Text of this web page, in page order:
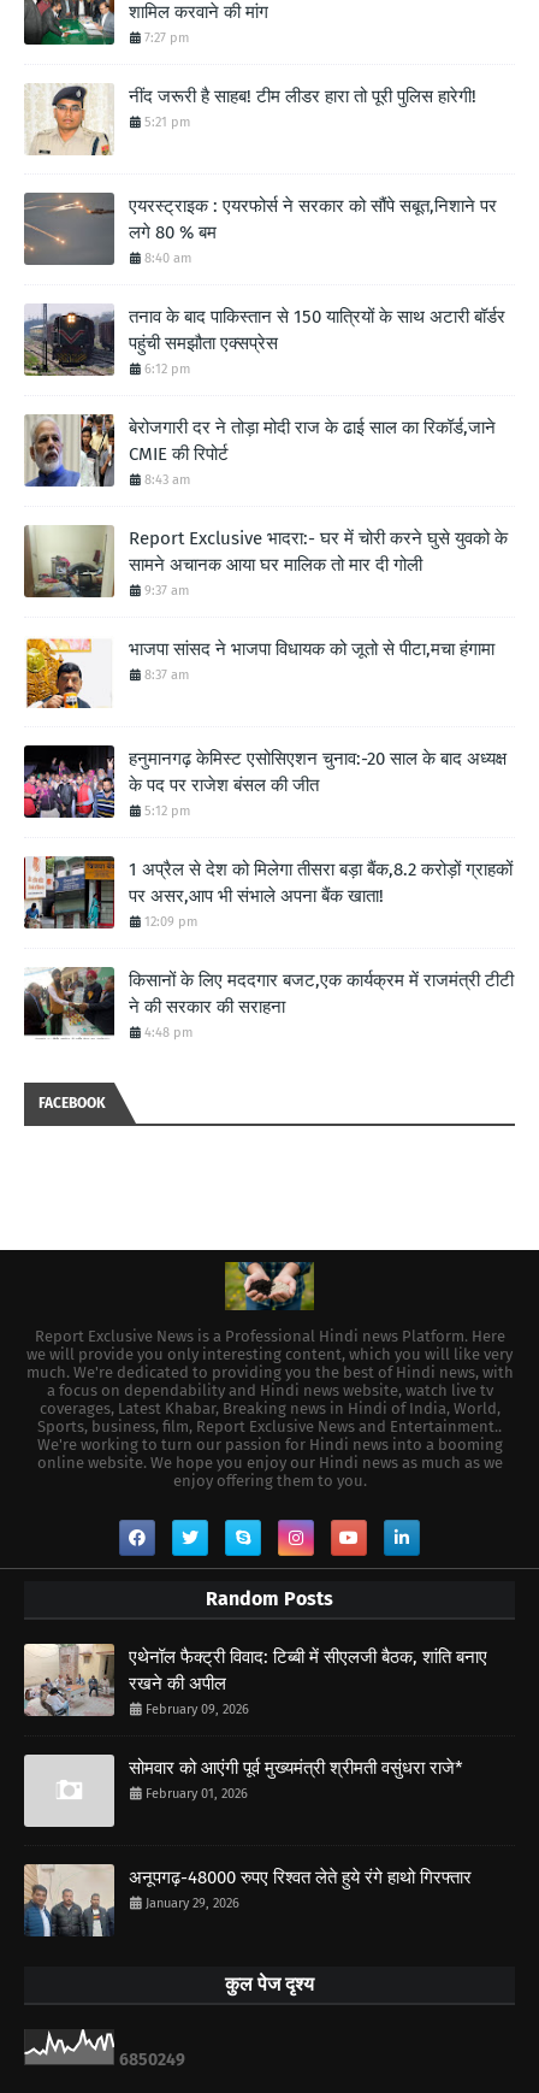
शामिल करवाने की मांग
7:27 pm
नींद जरूरी है साहब! टीम लीडर हारा तो पूरी पुलिस हारेगी!
5:21 pm
एयरस्ट्राइक : एयरफोर्स ने सरकार को सौंपे सबूत,निशाने पर
लगे 80 % बम
8:40 am
तनाव के बाद पाकिस्तान से 150 यात्रियों के साथ अटारी बॉर्डर
पहुंची समझौता एक्सप्रेस
6:12 pm
बेरोजगारी दर ने तोड़ा मोदी राज के ढाई साल का रिकॉर्ड,जाने
CMIE की रिपोर्ट
8:43 am
Report Exclusive भादरा:- घर में चोरी करने घुसे युवको के
सामने अचानक आया घर मालिक तो मार दी गोली
9:37 am
भाजपा सांसद ने भाजपा विधायक को जूतो से पीटा,मचा हंगामा
8:37 am
हनुमानगढ़ केमिस्ट एसोसिएशन चुनाव:-20 साल के बाद अध्यक्ष
के पद पर राजेश बंसल की जीत
5:12 pm
1 अप्रैल से देश को मिलेगा तीसरा बड़ा बैंक,8.2 करोड़ों ग्राहकों
पर असर,आप भी संभाले अपना बैंक खाता!
12:09 pm
किसानों के लिए मददगार बजट,एक कार्यक्रम में राजमंत्री टीटी
ने की सरकार की सराहना
4:48 pm
FACEBOOK
Report Exclusive News is a Professional Hindi news Platform. Here
we will provide you only interesting content, which you will like very
much. We're dedicated to providing you the best of Hindi news, with
a focus on dependability and Hindi news website, watch live tv
coverages, Latest Khabar, Breaking news in Hindi of India, World,
Sports, business, film, Report Exclusive News and Entertainment..
We're working to turn our passion for Hindi news into a booming
online website. We hope you enjoy our Hindi news as much as we
enjoy offering them to you.
Random Posts
एथेनॉल फैक्ट्री विवाद: टिब्बी में सीएलजी बैठक, शांति बनाए
रखने की अपील
February 09, 2026
सोमवार को आएंगी पूर्व मुख्यमंत्री श्रीमती वसुंधरा राजे*
February 01, 2026
अनूपगढ़-48000 रुपए रिश्वत लेते हुये रंगे हाथो गिरफ्तार
January 29, 2026
कुल पेज दृश्य
6850249